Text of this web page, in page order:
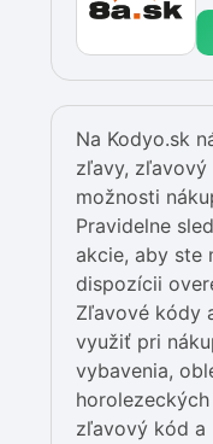
Na Kodyo.sk
zľavy,
možnosti
Pravidelne
akcie, aby ste
dispozícii
Zľavové kódy
využiť pri
vybavenia,
zľavový kód a